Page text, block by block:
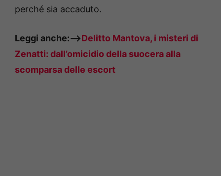
perché sia accaduto.
Leggi anche:—>Delitto Mantova, i misteri di
Zenatti: dall’omicidio della suocera alla
scomparsa delle escort